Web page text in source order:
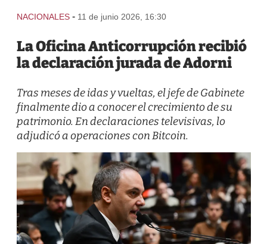
NACIONALES - 11 de junio 2026, 16:30
La Oficina Anticorrupción recibió
la declaración jurada de Adorni
Tras meses de idas y vueltas, el jefe de Gabinete
finalmente dio a conocer el crecimiento de su
patrimonio. En declaraciones televisivas, lo
adjudicó a operaciones con Bitcoin.